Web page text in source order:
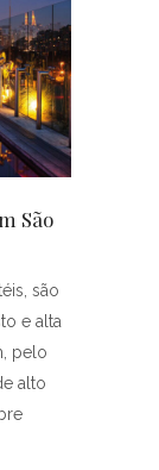
São
são
e alta
pelo
alto